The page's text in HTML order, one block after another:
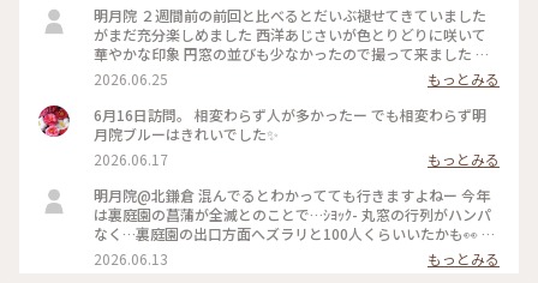
明月院 ２週間前の前回と比べるとだいぶ褪せてきていました
がまだ充分楽しめました 西洋あじさいが色とりどりに咲いて
華やかな印象 円窓の並びも少なかったので撮って来ました 裏
庭園の菖蒲の復活を願います
2026.06.25
もっとみる
6月16日訪問。 相変わらず人が多かったー でも相変わらず明
月院ブルーはきれいでした✨
2026.06.17
もっとみる
明月院@北鎌倉 混んでるとわかってても行きますよねー 今年
は裏庭園の菖蒲が全滅とのことで…ｼﾖｯｸ- 丸窓の行列がハンパ
なく…裏庭園の出口方面へズラリと100人くらいいたかも👀 装
飾のあじさいがとても素敵だったのでそりゃー撮りたくなりま
すよねー(ﾜｶﾙｰ) 写真もなかなか撮りづらいほどの人混み 急な方
2026.06.13 もっとみる